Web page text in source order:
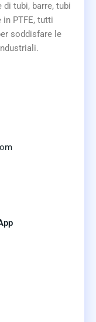
tubi, barre, tubi
PTFE, tutti
soddisfare le